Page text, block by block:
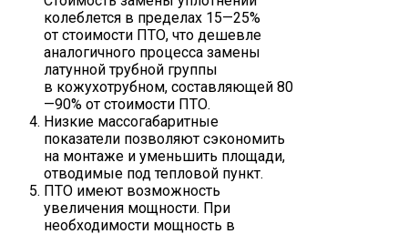
колеблется в пределах 15—25%
от стоимости ПТО, что дешевле
аналогичного процесса замены
латунной трубной группы
в кожухотрубном, составляющей 80
—90% от стоимости ПТО.
Низкие массогабаритные
показатели позволяют сэкономить
на монтаже и уменьшить площади,
отводимые под тепловой пункт.
ПТО имеют возможность
увеличения мощности. При
необходимости мощность в